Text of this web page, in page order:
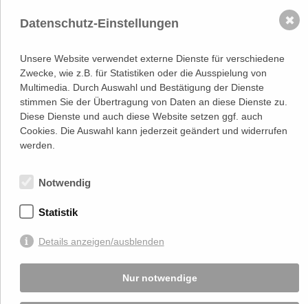
Wirtschaftsverlag GmbH
Kontakt
T (+43 1) 546 64-0
Firmeninformation
Firmenbnr.: FN 202164a
Handelsgericht Wien
UID Nr.: ATU50691602
Stets up-to-date:
Von Ihnen bekannt gegebene persönlichen Daten werden zu Marketingzwecken
genutzt und nicht an Dritte weitergegeben. Die T.A.I. übernimmt keine Verantwortung
© 2026 T.A.I, Design:
Beast Communications - www.beast.at
Datenschutz-Einstellungen
Unsere Website verwendet externe Dienste für verschiedene
Zwecke, wie z.B. für Statistiken oder die Ausspielung von
Multimedia. Durch Auswahl und Bestätigung der Dienste
stimmen Sie der Übertragung von Daten an diese Dienste zu.
Diese Dienste und auch diese Website setzen ggf. auch
Cookies. Die Auswahl kann jederzeit geändert und widerrufen
werden.
Notwendig
Statistik
Details anzeigen/ausblenden
Nur notwendige
✖